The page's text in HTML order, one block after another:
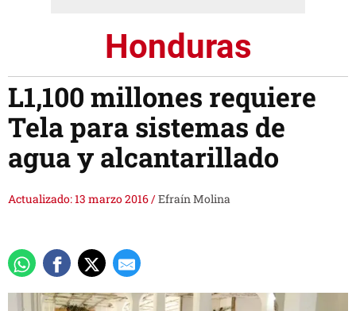
Honduras
L1,100 millones requiere
Tela para sistemas de
agua y alcantarillado
Actualizado: 13 marzo 2016/Efraín Molina